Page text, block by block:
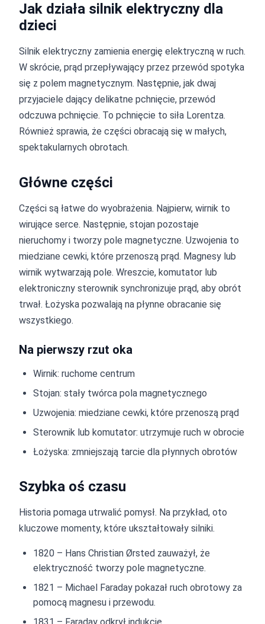
Jak działa silnik elektryczny dla
dzieci
Silnik elektryczny zamienia energię elektryczną w ruch.
W skrócie, prąd przepływający przez przewód spotyka
się z polem magnetycznym. Następnie, jak dwaj
przyjaciele dający delikatne pchnięcie, przewód
odczuwa pchnięcie. To pchnięcie to siła Lorentza.
Również sprawia, że części obracają się w małych,
spektakularnych obrotach.
Główne części
Części są łatwe do wyobrażenia. Najpierw, wirnik to
wirujące serce. Następnie, stojan pozostaje
nieruchomy i tworzy pole magnetyczne. Uzwojenia to
miedziane cewki, które przenoszą prąd. Magnesy lub
wirnik wytwarzają pole. Wreszcie, komutator lub
elektroniczny sterownik synchronizuje prąd, aby obrót
trwał. Łożyska pozwalają na płynne obracanie się
wszystkiego.
Na pierwszy rzut oka
Wirnik: ruchome centrum
Stojan: stały twórca pola magnetycznego
Uzwojenia: miedziane cewki, które przenoszą prąd
Sterownik lub komutator: utrzymuje ruch w obrocie
Łożyska: zmniejszają tarcie dla płynnych obrotów
Szybka oś czasu
Historia pomaga utrwalić pomysł. Na przykład, oto
kluczowe momenty, które ukształtowały silniki.
1820 – Hans Christian Ørsted zauważył, że
elektryczność tworzy pole magnetyczne.
1821 – Michael Faraday pokazał ruch obrotowy za
pomocą magnesu i przewodu.